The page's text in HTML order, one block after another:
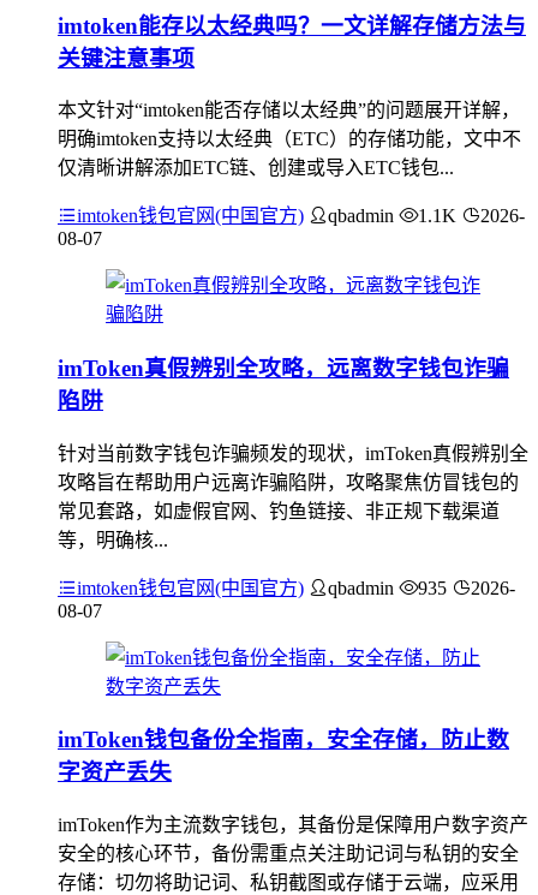
imtoken能存以太经典吗？一文详解存储方法与
关键注意事项
本文针对“imtoken能否存储以太经典”的问题展开详解，
明确imtoken支持以太经典（ETC）的存储功能，文中不
仅清晰讲解添加ETC链、创建或导入ETC钱包...
imtoken钱包官网(中国官方) qbadmin 1.1K
2026-
08-07
imToken真假辨别全攻略，远离数字钱包诈骗
陷阱
针对当前数字钱包诈骗频发的现状，imToken真假辨别全
攻略旨在帮助用户远离诈骗陷阱，攻略聚焦仿冒钱包的
常见套路，如虚假官网、钓鱼链接、非正规下载渠道
等，明确核...
imtoken钱包官网(中国官方) qbadmin 935
2026-
08-07
imToken钱包备份全指南，安全存储，防止数
字资产丢失
imToken作为主流数字钱包，其备份是保障用户数字资产
安全的核心环节，备份需重点关注助记词与私钥的安全
存储：切勿将助记词、私钥截图或存储于云端，应采用